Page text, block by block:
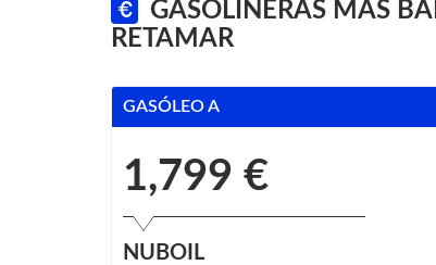
GASOLINERAS MÁS
RETAMAR
GASÓLEO A
1,799 €
NUBOIL